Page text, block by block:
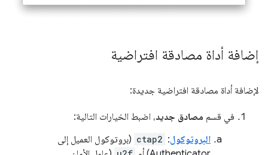
إضافة أداة مصادقة افتراضية
لإضافة أداة مصادقة افتراضية جديدة:
في قسم مصادق جديد، اضبط الخيارات التالية:
البروتوكول:
ctap2 (بروتوكول العميل إلى